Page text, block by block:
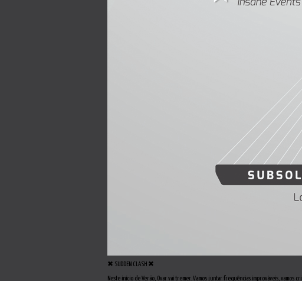
✖ SUDDEN CLASH ✖
Neste início de Verão, Ovar vai tremer. Vamos juntar frequências improváveis, vamos